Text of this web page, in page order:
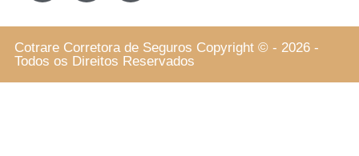
Cotrare Corretora de Seguros Copyright © - 2026 -
Todos os Direitos Reservados